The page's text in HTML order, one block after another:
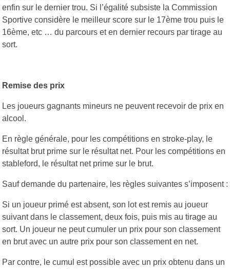
enfin sur le dernier trou. Si l’égalité subsiste la Commission
Sportive considère le meilleur score sur le 17ème trou puis le
16ème, etc … du parcours et en dernier recours par tirage au
sort.
Remise des prix
Les joueurs gagnants mineurs ne peuvent recevoir de prix en
alcool.
En règle générale, pour les compétitions en stroke-play, le
résultat brut prime sur le résultat net. Pour les compétitions en
stableford, le résultat net prime sur le brut.
Sauf demande du partenaire, les règles suivantes s’imposent :
Si un joueur primé est absent, son lot est remis au joueur
suivant dans le classement, deux fois, puis mis au tirage au
sort. Un joueur ne peut cumuler un prix pour son classement
en brut avec un autre prix pour son classement en net.
Par contre, le cumul est possible avec un prix obtenu dans un